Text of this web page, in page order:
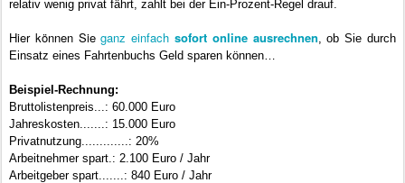
relativ wenig privat fährt, zahlt bei der Ein-Prozent-Regel drauf.
Hier können Sie ganz einfachsofort online ausrechnen, ob Sie durch
Einsatz eines Fahrtenbuchs Geld sparen können…
Beispiel-Rechnung:
Bruttolistenpreis...: 60.000 Euro
Jahreskosten.......: 15.000 Euro
Privatnutzung.............: 20%
Arbeitnehmer spart.: 2.100 Euro / Jahr
Arbeitgeber spart.......: 840 Euro / Jahr